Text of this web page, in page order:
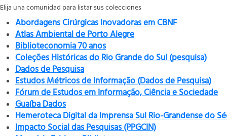
Elija una comunidad para listar sus colecciones
Abordagens Cirúrgicas Inovadoras em CBNF
Atlas Ambiental de Porto Alegre
Biblioteconomia 70 anos
Coleções Históricas do Rio Grande do Sul (pesquisa)
Dados de Pesquisa
Estudos Métricos de Informação (Dados de Pesquisa)
Fórum de Estudos em Informação, Ciência e Sociedade
Guaíba Dados
Hemeroteca Digital da Imprensa Sul Rio-Grandense do
Impacto Social das Pesquisas (PPGCIN)